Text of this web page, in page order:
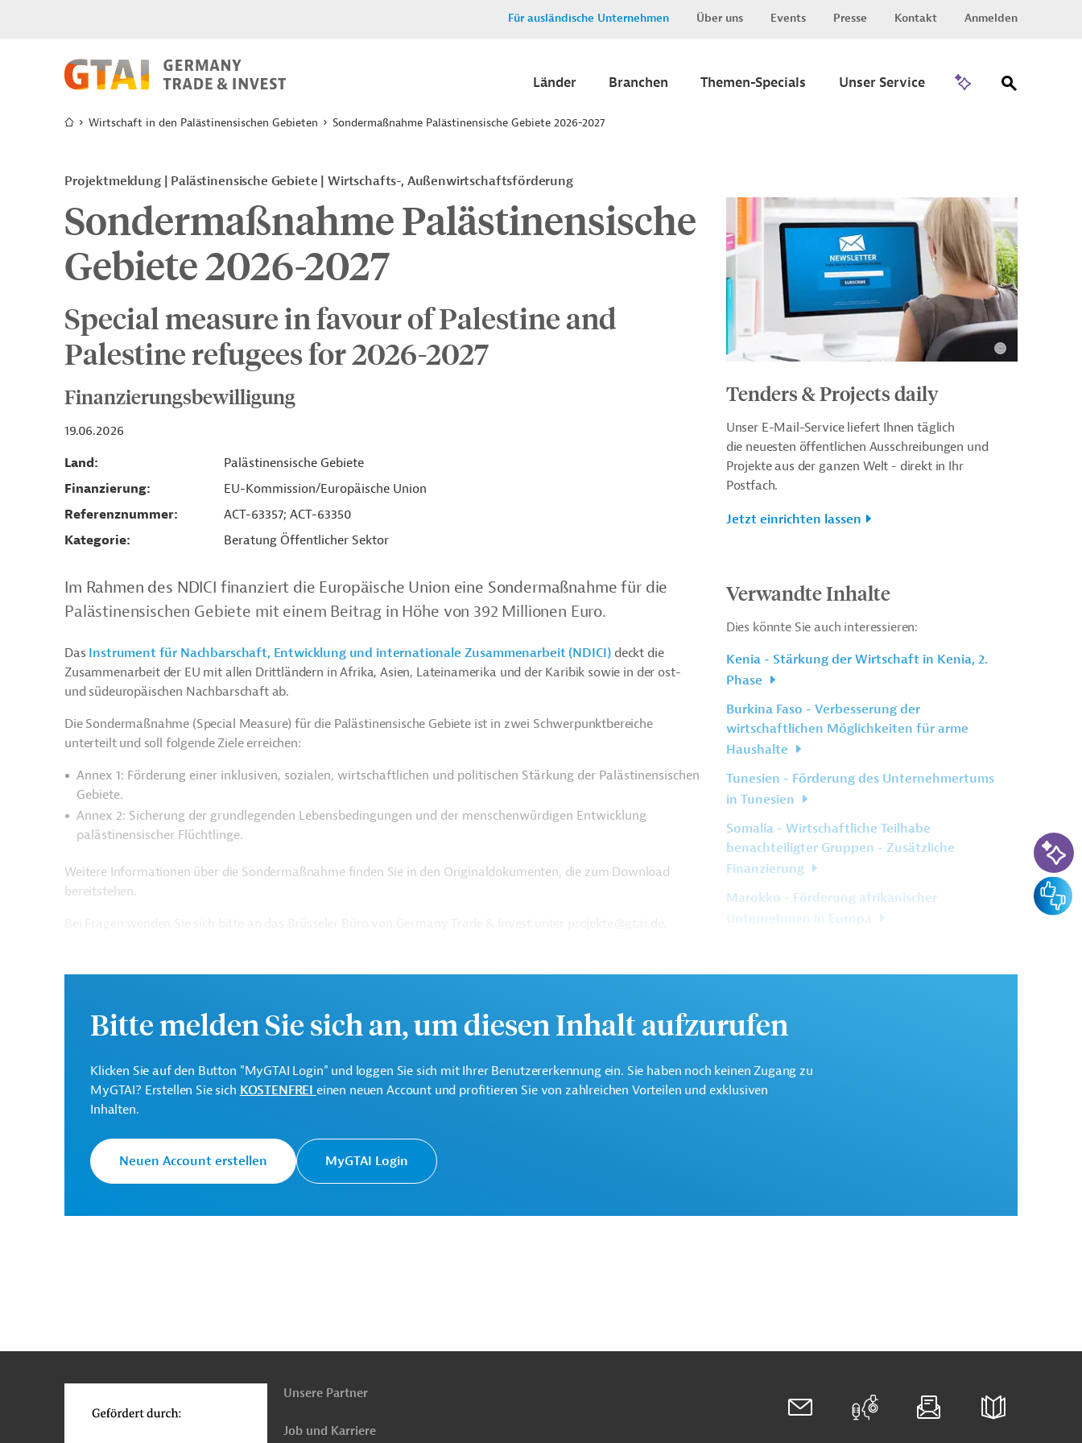
Für ausländische Unternehmen Über uns Events Presse Kontakt Anmelden
Länder Branchen Themen-Specials Unser Service
Wirtschaft in den Palästinensischen Gebieten Sondermaßnahme Palästinensische Gebiete 2026-2027
Projektmeldung Palästinensische Gebiete Wirtschafts-, Außenwirtschaftsförderung
Sondermaßnahme Palästinensische
Gebiete 2026-2027
Special measure in favour of Palestine and
Palestine refugees for 2026-2027
Finanzierungsbewilligung
19.06.2026
Land
Palästinensische Gebiete
Finanzierung
EU-Kommission/Europäische Union
Referenznummer
ACT-63357; ACT-63350
Kategorie
Beratung Öffentlicher Sektor
Im Rahmen des NDICI finanziert die Europäische Union eine Sondermaßnahme für die
Palästinensischen Gebiete mit einem Beitrag in Höhe von 392 Millionen Euro.
Das Instrument für Nachbarschaft, Entwicklung und internationale Zusammenarbeit (NDICI) deckt die
Zusammenarbeit der EU mit allen Drittländern in Afrika, Asien, Lateinamerika und der Karibik sowie in der ost-
und südeuropäischen Nachbarschaft ab.
Die Sondermaßnahme (Special Measure) für die Palästinensische Gebiete ist in zwei Schwerpunktbereiche
unterteilt und soll folgende Ziele erreichen:
Annex 1: Förderung einer inklusiven, sozialen, wirtschaftlichen und politischen Stärkung der Palästinensischen
Gebiete.
Annex 2: Sicherung der grundlegenden Lebensbedingungen und der menschenwürdigen Entwicklung
palästinensischer Flüchtlinge.
Weitere Informationen über die Sondermaßnahme finden Sie in den Originaldokumenten, die zum Download
bereitstehen.
392 Millionen Euro
Kontaktadresse
Europäische Kommission
Generaldirektion Internationale Partnerschaften (GD INTPA)
(PDF; 726,4 KB)
PRO202606172006932 - Annex 2
Tenders & Projects daily
Unser E-Mail-Service liefert Ihnen täglich
die neuesten öffentlichen Ausschreibungen und
Projekte aus der ganzen Welt - direkt in Ihr
Postfach.
Jetzt einrichten lassen
Verwandte Inhalte
Dies könnte Sie auch interessieren:
Kenia - Stärkung der Wirtschaft in Kenia, 2.
Phase
Burkina Faso - Verbesserung der
wirtschaftlichen Möglichkeiten für arme
Haushalte
Tunesien - Förderung des Unternehmertums
in Tunesien
Somalia - Wirtschaftliche Teilhabe
benachteiligter Gruppen - Zusätzliche
Finanzierung
Marokko - Förderung afrikanischer
Unternehmen in Europa
Bitte melden Sie sich an, um diesen Inhalt aufzurufen
Klicken Sie auf den Button "MyGTAI Login" und loggen Sie sich mit Ihrer Benutzererkennung ein. Sie haben noch keinen Zugang zu
MyGTAI? Erstellen Sie sich KOSTENFREI einen neuen Account und profitieren Sie von zahlreichen Vorteilen und exklusiven
Inhalten.
Neuen Account erstellen MyGTAI Login
oben
Unsere Partner
Job und Karriere
KI-